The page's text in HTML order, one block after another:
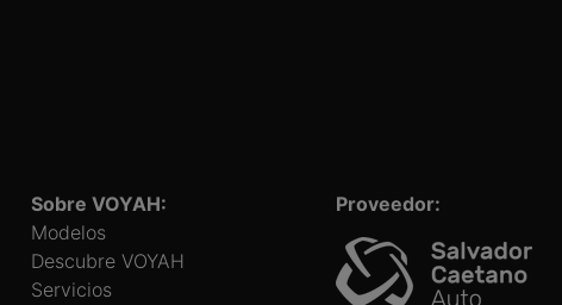
Sobre VOYAH:
Modelos
Descubre VOYAH
Servicios
Proveedor: